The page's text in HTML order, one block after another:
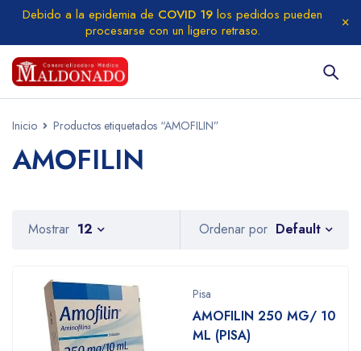
Debido a la epidemia de COVID 19 los pedidos pueden
procesarse con un ligero retraso.
Inicio Productos etiquetados “AMOFILIN”
AMOFILIN
Ordenar por Default
Mostrar 12
Pisa
AMOFILIN 250 MG/ 10
ML (PISA)